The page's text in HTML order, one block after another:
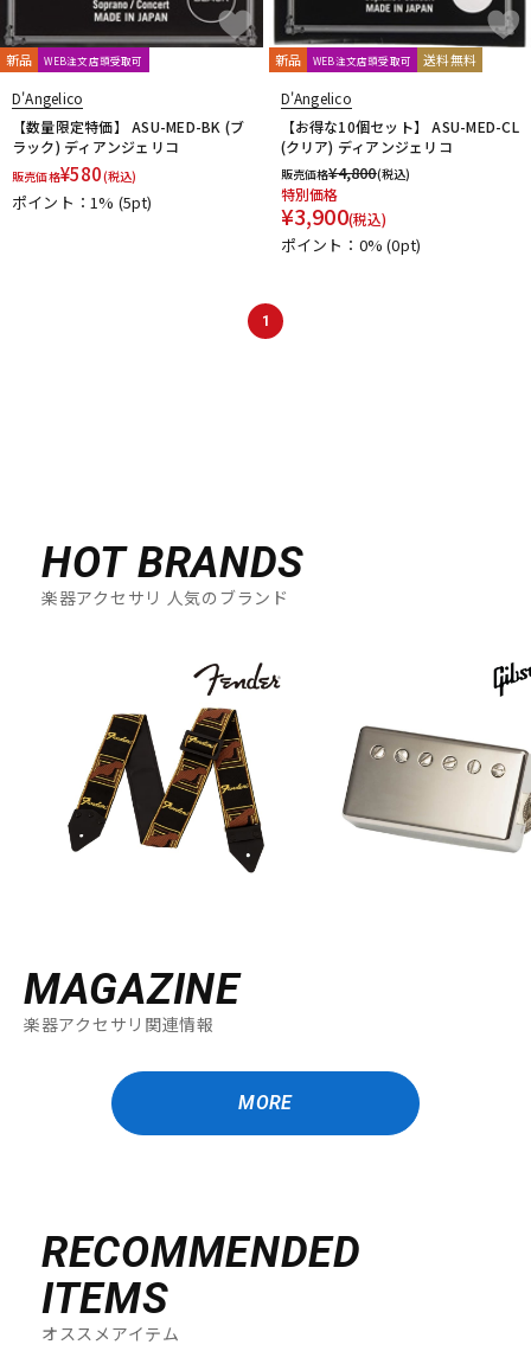
新品 WEB注文店頭受取可
D'Angelico
【数量限定特価】 ASU-MED-BK (ブ
ラック) ディアンジェリコ
販売価格¥580(税込)
ポイント：1% (5pt)
新品 WEB注文店頭受取可 送料無料
D'Angelico
【お得な10個セット】 ASU-MED-CL
(クリア) ディアンジェリコ
販売価格¥4,800(税込)
特別価格
¥3,900(税込)
ポイント：0%(0pt)
1
HOT BRANDS
楽器アクセサリ 人気のブランド
MAGAZINE
楽器アクセサリ関連情報
MORE
RECOMMENDED
ITEMS
オススメアイテム